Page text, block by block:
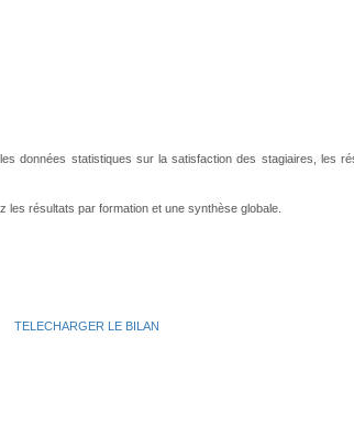
données statistiques sur la satisfaction des stagiaires, les
résultats par formation et une synthèse globale.
TELECHARGER LE BILAN